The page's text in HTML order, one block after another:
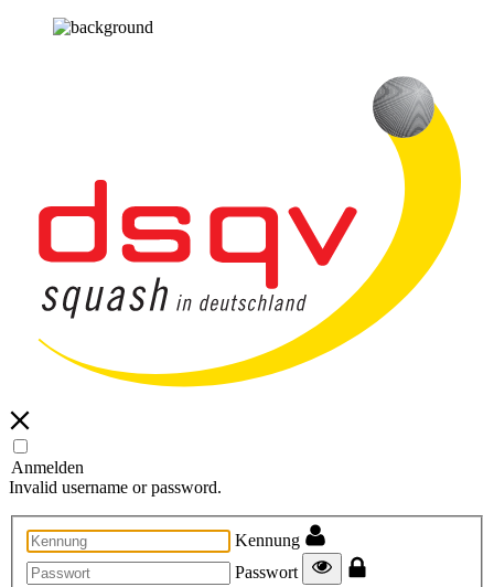
Anmelden
Invalid username or password.
Kennung
Passwort